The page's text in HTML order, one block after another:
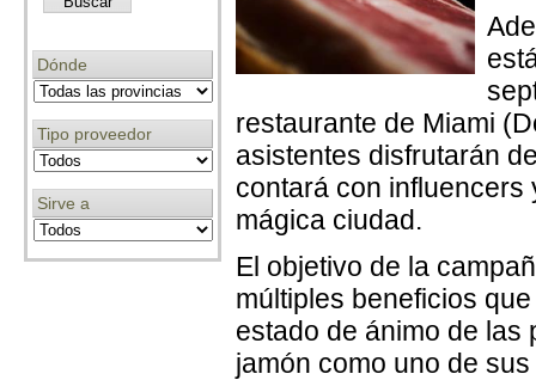
Dónde
Tipo proveedor
Sirve a
restaurante de Miami
asistentes disfrutarán
contará con
mágica ciudad.
El objetivo de la
múltiples beneficios
estado de ánimo de las
jamón como uno de